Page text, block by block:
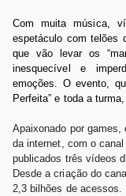
Com muita música,
espetáculo com telões
que vão levar os
inesquecível e
emoções. O evento,
Perfeita” e toda a
Apaixonado por games,
da internet, com o
publicados três vídeos
Desde a criação do
2,3 bilhões de